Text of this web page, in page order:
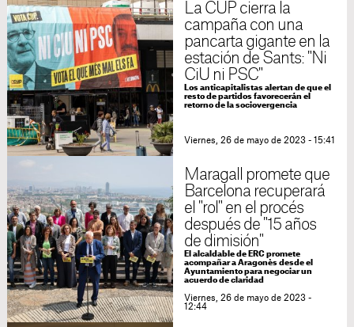
La CUP cierra la
campaña con una
pancarta gigante en la
estación de Sants: "Ni
CiU ni PSC"
Los anticapitalistas alertan de que el
resto de partidos favorecerán el
retorno de la sociovergencia
Viernes, 26 de mayo de 2023 - 15:41
Maragall promete que
Barcelona recuperará
el "rol" en el procés
después de "15 años
de dimisión"
El alcaldable de ERC promete
acompañar a Aragonès desde el
Ayuntamiento para negociar un
acuerdo de claridad
Viernes, 26 de mayo de 2023 -
12:44